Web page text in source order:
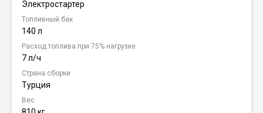
Электростартер
Топливный бак
140 л
Расход топлива при 75% нагрузке
7 л/ч
Страна сборки
Турция
Вес